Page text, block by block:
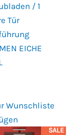
/ 1
Tür
EICHE
Wunschliste
SALE